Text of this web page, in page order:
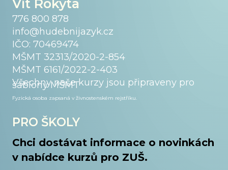
Vít Rokyta
776 800 878
info@hudebnijazyk.cz
IČO: 70469474
MŠMT 32313/2020-2-854
MŠMT 6161/2022-2-403
Všechny naše kurzy jsou připraveny pro
šablony MŠMT
Fyzická osoba zapsaná v živnostenském rejstříku.
PRO ŠKOLY
Chci dostávat informace o novinkách
v nabídce kurzů pro ZUŠ.